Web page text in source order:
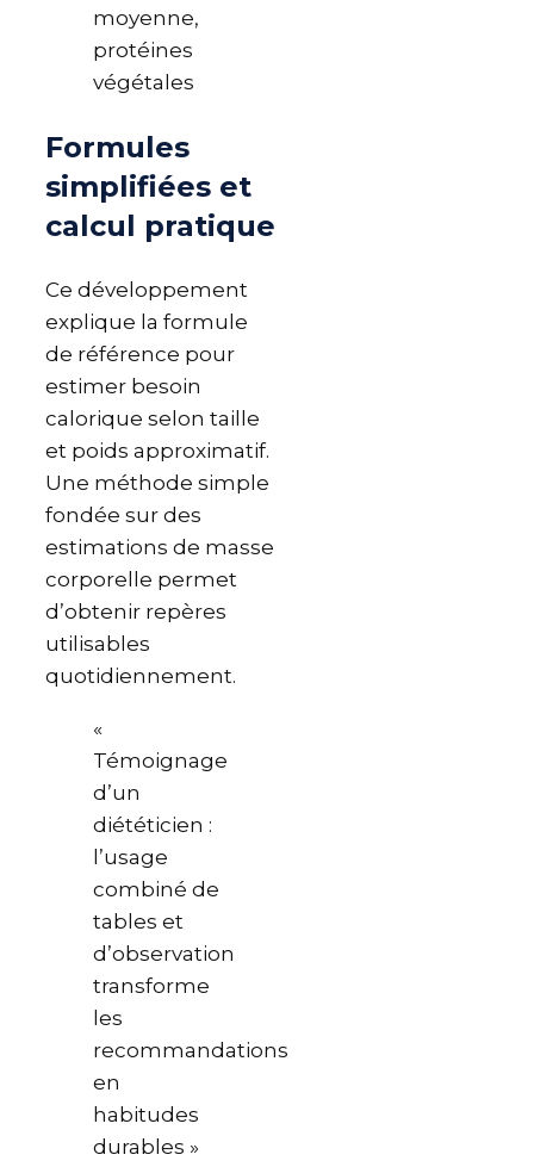
moyenne,
protéines
végétales
Formules
simplifiées et
calcul pratique
Ce développement
explique la formule
de référence pour
estimer besoin
calorique selon taille
et poids approximatif.
Une méthode simple
fondée sur des
estimations de masse
corporelle permet
d’obtenir repères
utilisables
quotidiennement.
«
Témoignage
d’un
diététicien :
l’usage
combiné de
tables et
d’observation
transforme
les
recommandations
en
habitudes
durables »